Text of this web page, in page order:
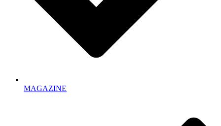
MAGAZINE